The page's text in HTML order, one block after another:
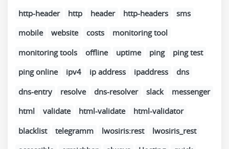
http-header
http header http-headers
sms
mobile
website costs
monitoring tool
monitoring tools
offline uptime ping
ping test
ping online
ipv4 ip address ipaddress
dns
dns-entry
resolve dns-resolver slack
messenger
html
validate html-validate
html-validator
blacklist
telegramm lwosiris:rest
lwosiris_rest